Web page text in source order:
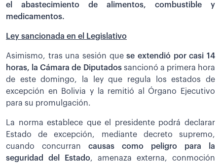
el abastecimiento de alimentos, combustible y
medicamentos.
Ley sancionada en el Legislativo
Asimismo, tras una sesión quese extendió por casi 14
horas, la Cámara de Diputadossancionó a primera hora
de este domingo, la ley que regula los estados de
excepción en Bolivia y la remitió al Órgano Ejecutivo
para su promulgación.
La norma establece que el presidente podrá declarar
Estado de excepción, mediante decreto supremo,
cuando concurran causas como peligro para la
seguridad del Estado, amenaza externa, conmoción